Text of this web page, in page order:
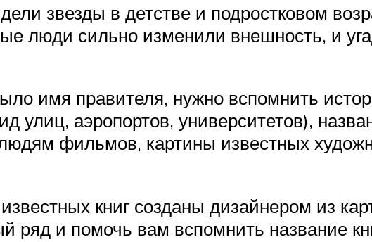
звезды в детстве и подростковом
люди сильно изменили внешность, и
имя правителя, нужно вспомнить
улиц, аэропортов, университетов),
фильмов, картины известных
книг созданы дизайнером из
ряд и помочь вам вспомнить название